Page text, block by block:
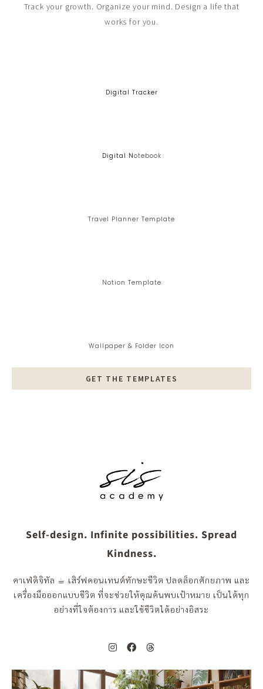
Track your growth. Organize your mind. Design a life that
works for you.
Digital Tracker
Digital NOtebook
Travel Planner Template
Notion Template
Wallpaper & Folder Icon
GET THE TEMPLATES
Self-design. Infinite possibilities. Spread
Kindness.
คาเฟ่ดิจิทัล ☕︎ เสิร์ฟคอนเทนต์ทักษะชีวิต ปลดล็อกศักยภาพ และ
เครื่องมือออกแบบชีวิต ที่จะช่วยให้คุณค้นพบเป้าหมาย เป็นได้ทุก
อย่างที่ใจต้องการ และใช้ชีวิตได้อย่างอิสระ